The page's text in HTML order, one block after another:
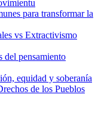
para transformar la
vs Extractivismo
del pensamiento
equidad y soberanía
de los Pueblos